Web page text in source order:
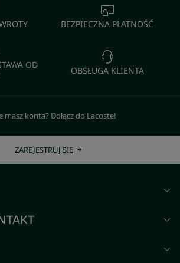
BEZPIECZNA PŁATNOŚĆ
OD
OBSŁUGA KLIENTA
masz konta? Dołącz do Lacoste!
ZAREJESTRUJ SIĘ